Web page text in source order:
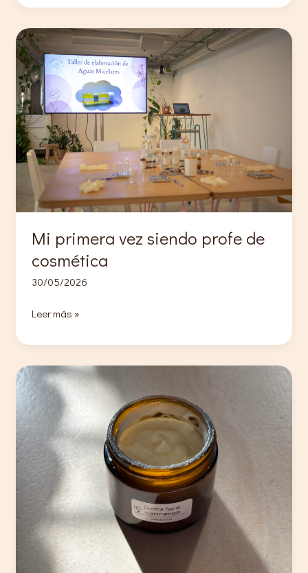
mi
de
vitamina
C
y
ácido
hialurónico
+
fórmula
Mi primera vez siendo profe de
cosmética
30/05/2026
Mi
vez
profe
de
cosmética
Leer más »